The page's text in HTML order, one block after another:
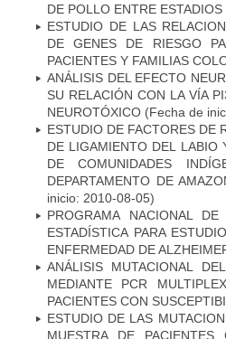
DE POLLO ENTRE
ESTUDIO DE LAS
DE GENES DE RIESGO
PACIENTES Y FAMILIAS
ANÁLISIS DEL EFECTO
SU RELACIÓN CON LA VÍA
NEUROTÓXICO (Fecha de
ESTUDIO DE FACTORES DE
DE LIGAMIENTO DEL LABIO
DE COMUNIDADES
DEPARTAMENTO DE
inicio: 2010-08-05)
PROGRAMA NACIONAL
ESTADÍSTICA PARA
ENFERMEDAD DE
ANÁLISIS MUTACIONAL
MEDIANTE PCR
PACIENTES CON
ESTUDIO DE LAS
MUESTRA DE PACIENTES